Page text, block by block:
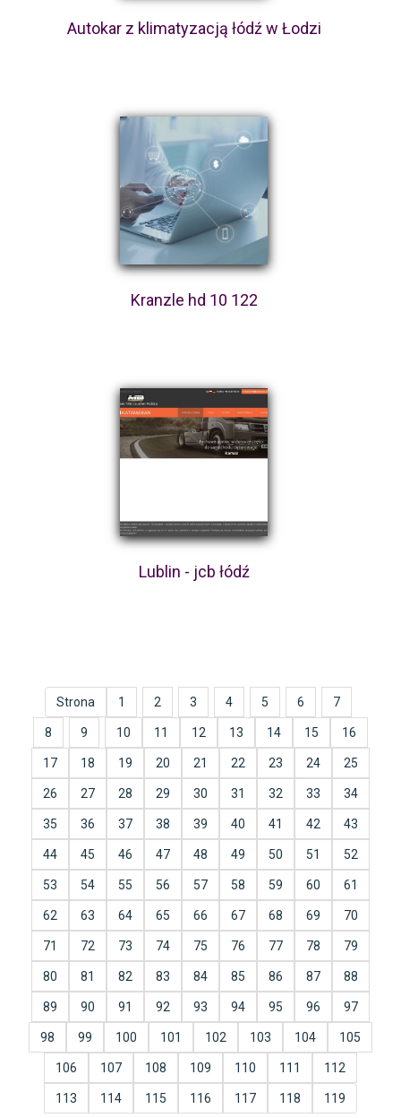
Autokar z klimatyzacją łódź w Łodzi
Kranzle hd 10 122
Lublin - jcb łódź
Strona 1 2 3 4 5 6 7
8 9 10 11 12 13 14 15 16
17 18 19 20 21 22 23 24 25
26 27 28 29 30 31 32 33 34
35 36 37 38 39 40 41 42 43
44 45 46 47 48 49 50 51 52
53 54 55 56 57 58 59 60 61
62 63 64 65 66 67 68 69 70
71 72 73 74 75 76 77 78 79
80 81 82 83 84 85 86 87 88
89 90 91 92 93 94 95 96 97
98 99 100 101 102 103 104 105
106 107 108 109 110 111 112
113 114 115 116 117 118 119